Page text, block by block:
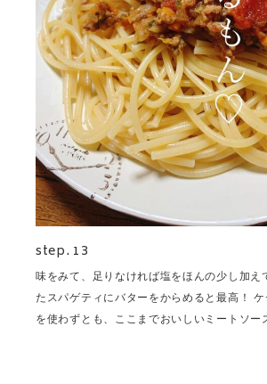
step. 13
味をみて、足りなければ塩をほんの少し加え
たスパゲティにバターをからめると最高！
を使わずとも、ここまでおいしいミートソー